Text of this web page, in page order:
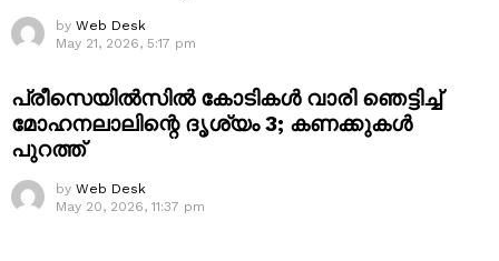
by Web Desk
May 21, 2026, 5:17 pm
പ്രീസെയിൽസിൽ കോടികൾ വാരി ഞെട്ടിച്ച്
മോഹനലാലിന്റെ ദൃശ്യം 3; കണക്കുകൾ
പുറത്ത്
by Web Desk
May 20, 2026, 11:37 pm